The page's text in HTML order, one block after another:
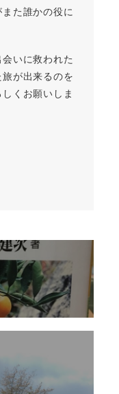
た誰かの役に
いに救われた
が出来るのを
くお願いしま